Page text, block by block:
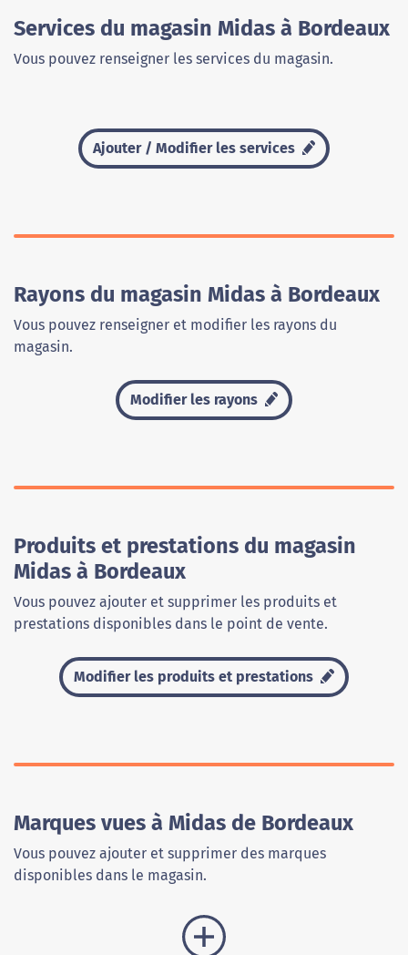
Services du magasin Midas à Bordeaux
Vous pouvez renseigner les services du magasin.
Ajouter / Modifier les services
Rayons du magasin Midas à Bordeaux
Vous pouvez renseigner et modifier les rayons du
magasin.
Modifier les rayons
Produits et prestations du magasin
Midas à Bordeaux
Vous pouvez ajouter et supprimer les produits et
prestations disponibles dans le point de vente.
Modifier les produits et prestations
Marques vues à Midas de Bordeaux
Vous pouvez ajouter et supprimer des marques
disponibles dans le magasin.